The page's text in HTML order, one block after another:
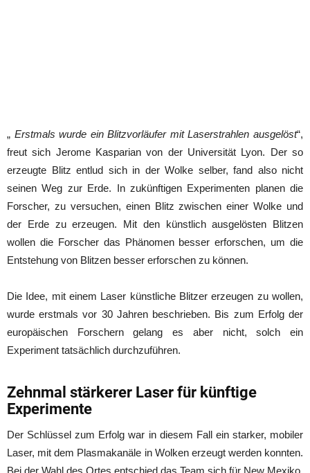
„ Erstmals wurde ein Blitzvorläufer mit Laserstrahlen ausgelöst“,
freut sich Jerome Kasparian von der Universität Lyon. Der so
erzeugte Blitz entlud sich in der Wolke selber, fand also nicht
seinen Weg zur Erde. In zukünftigen Experimenten planen die
Forscher, zu versuchen, einen Blitz zwischen einer Wolke und
der Erde zu erzeugen. Mit den künstlich ausgelösten Blitzen
wollen die Forscher das Phänomen besser erforschen, um die
Entstehung von Blitzen besser erforschen zu können.
Die Idee, mit einem Laser künstliche Blitzer erzeugen zu wollen,
wurde erstmals vor 30 Jahren beschrieben. Bis zum Erfolg der
europäischen Forschern gelang es aber nicht, solch ein
Experiment tatsächlich durchzuführen.
Zehnmal stärkerer Laser für künftige
Experimente
Der Schlüssel zum Erfolg war in diesem Fall ein starker, mobiler
Laser, mit dem Plasmakanäle in Wolken erzeugt werden konnten.
Bei der Wahl des Ortes entschied das Team sich für New Mexiko,